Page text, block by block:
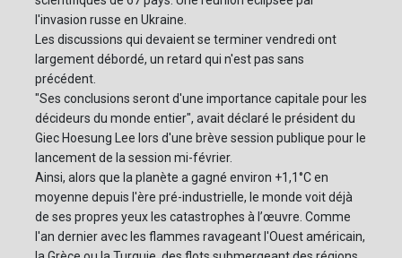
l'invasion russe en Ukraine.
Les discussions qui devaient se terminer vendredi ont
largement débordé, un retard qui n'est pas sans
précédent.
"Ses conclusions seront d'une importance capitale pour les
décideurs du monde entier", avait déclaré le président du
Giec Hoesung Lee lors d'une brève session publique pour le
lancement de la session mi-février.
Ainsi, alors que la planète a gagné environ +1,1°C en
moyenne depuis l'ère pré-industrielle, le monde voit déjà
de ses propres yeux les catastrophes à l’œuvre. Comme
l'an dernier avec les flammes ravageant l'Ouest américain,